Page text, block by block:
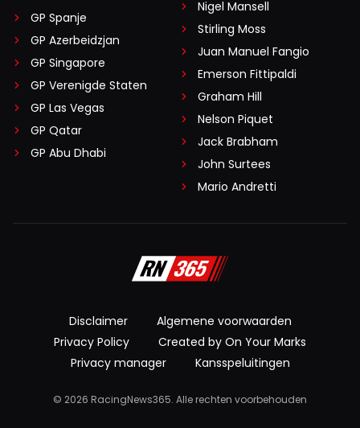
GP Spanje
GP Azerbeidzjan
GP Singapore
GP Verenigde Staten
GP Las Vegas
GP Qatar
GP Abu Dhabi
Nigel Mansell
Stirling Moss
Juan Manuel Fangio
Emerson Fittipaldi
Graham Hill
Nelson Piquet
Jack Brabham
John Surtees
Mario Andretti
Disclaimer
Algemene voorwaarden
Privacy Policy
Created by On Your Marks
Privacy manager
Kansspeluitingen
© 2026 RacingNews365. Alle rechten voorbehouden